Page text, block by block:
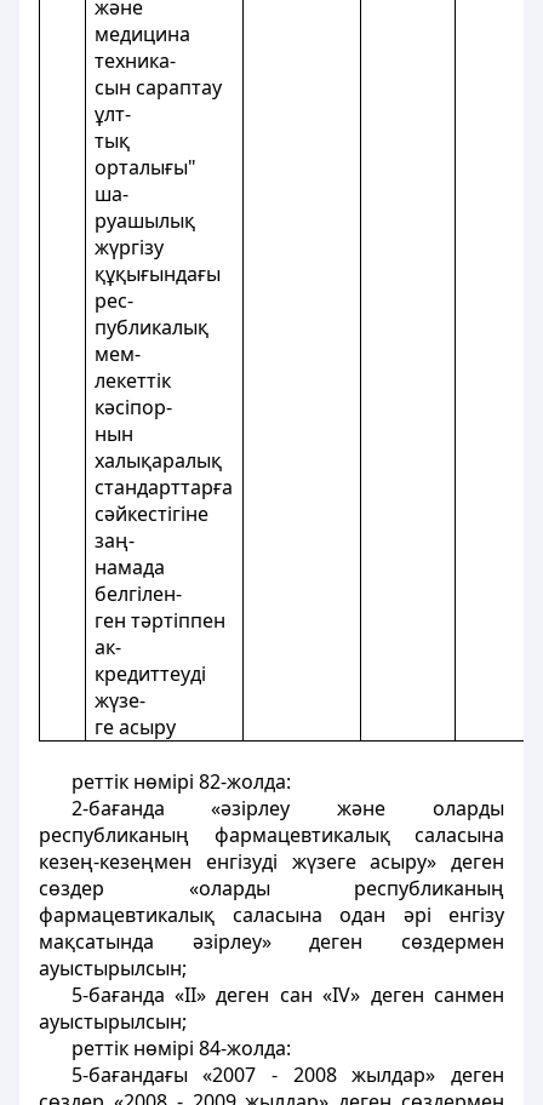
және
медицина
техника-
сын сараптау
ұлт-
тық
орталығы"
ша-
руашылық
жүргізу
құқығындағы
рес-
публикалық
мем-
лекеттік
кәсіпор-
нын
халықаралық
стандарттарға
сәйкестігіне
заң-
намада
белгілен-
ген тәртіппен
ак-
кредиттеуді
жүзе-
ге асыру
реттік нөмірі 82-жолда:
2-бағанда «әзірлеу және оларды
республиканың фармацевтикалық саласына
кезең-кезеңмен енгізуді жүзеге асыру» деген
сөздер «оларды республиканың
фармацевтикалық саласына одан әрі енгізу
мақсатында әзірлеу» деген сөздермен
ауыстырылсын;
5-бағанда «II» деген сан «IV» деген санмен
ауыстырылсын;
реттік нөмірі 84-жолда:
5-бағандағы «2007 - 2008 жылдар» деген